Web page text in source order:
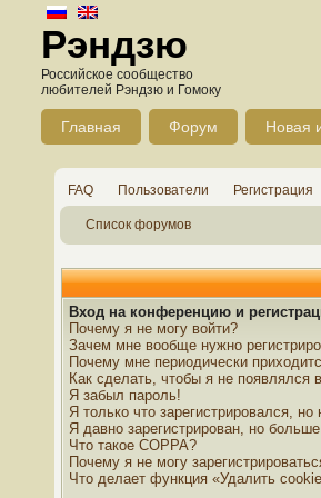
Рэндзю
Российское сообщество
любителей Рэндзю и Гомоку
Главная Форум Новая
FAQ Пользователи Регистрация
Список форумов
Вход на конференцию и
Почему я не могу войти?
Зачем мне вообще нужно
Почему мне периодически
Как сделать, чтобы я не появлялся
Я забыл пароль!
Я только что зарегистрировался, но
Я давно зарегистрирован, но
Что такое COPPA?
Почему я не могу
Что делает функция «Удалить